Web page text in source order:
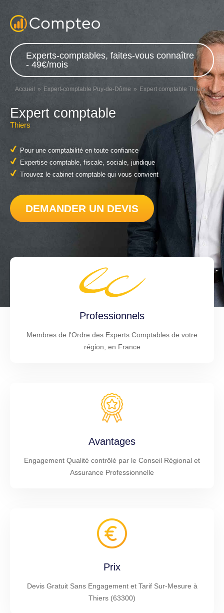
Experts-comptables, faites-vous connaître
- 49€/mois
Accueil Expert-comptable Puy-de-Dôme Expert comptable Thiers
Expert comptable
Thiers
Pour une comptabilité en toute confiance
Expertise comptable, fiscale, sociale, juridique
Trouvez le cabinet comptable qui vous convient
DEMANDER UN DEVIS
Professionnels
Membres de l'Ordre des Experts Comptables de votre
région, en France
Avantages
Engagement Qualité contrôlé par le Conseil Régional et
Assurance Professionnelle
Prix
Devis Gratuit Sans Engagement et Tarif Sur-Mesure à
Thiers (63300)